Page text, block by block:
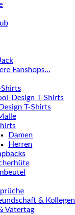
Fanshops…
Design T-Shirts
T-Shirts
Damen
Herren
& Kollegen
Vatertag